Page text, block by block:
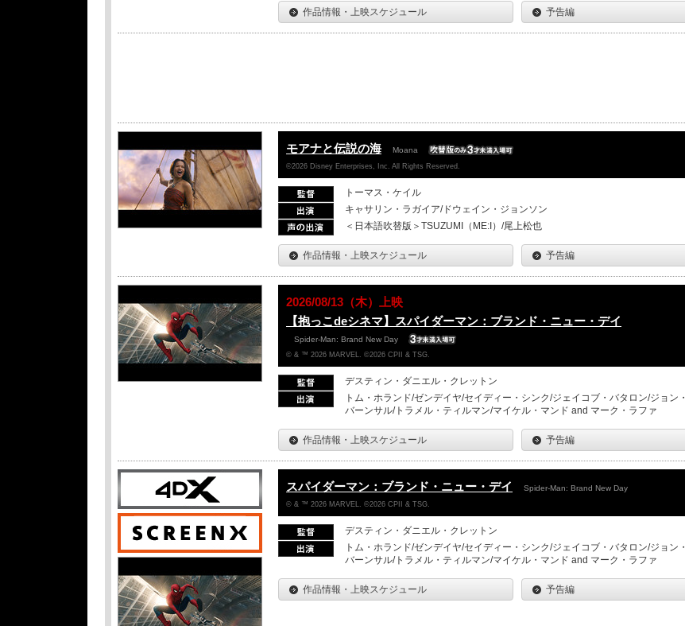
作品情報・上映スケジュール 予告編
モアナと伝説の海 Moana
©2026 Disney Enterprises, Inc. All Rights Reserved.
トーマス・ケイル
キャサリン・ラガイア/ドウェイン・ジョンソン
＜日本語吹替版＞TSUZUMI（ME:I）/尾上松也
作品情報・上映スケジュール 予告編
2026/08/13（木）上映
【抱っこdeシネマ】スパイダーマン：ブランド・ニュー・デイ
Spider-Man: Brand New Day
© & ™ 2026 MARVEL. ©2026 CPII & TSG.
デスティン・ダニエル・クレットン
トム・ホランド/ゼンデイヤ/セイディー・シンク/ジェイコブ・バタロン/ジョン・
バーンサル/トラメル・ティルマン/マイケル・マンド and マーク・ラファ
作品情報・上映スケジュール 予告編
スパイダーマン：ブランド・ニュー・デイ Spider-Man: Brand New Day
© & ™ 2026 MARVEL. ©2026 CPII & TSG.
デスティン・ダニエル・クレットン
トム・ホランド/ゼンデイヤ/セイディー・シンク/ジェイコブ・バタロン/ジョン・
バーンサル/トラメル・ティルマン/マイケル・マンド and マーク・ラファ
作品情報・上映スケジュール 予告編